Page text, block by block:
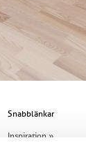
Snabblänkar
Inspiration »